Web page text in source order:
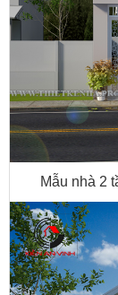
Mẫu nhà 2